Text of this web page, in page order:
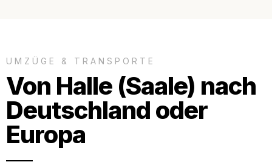
UMZÜGE & TRANSPORTE
Von Halle (Saale) nach
Deutschland oder
Europa